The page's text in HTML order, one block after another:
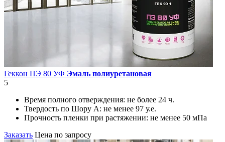
Геккон ПЭ 80 УФ Эмаль полиуретановая
5
Время полного отверждения: не более 24 ч.
Твердость по Шору А: не менее 97 у.е.
Прочность пленки при растяжении: не менее 50 мПа
Заказать Цена по запросу